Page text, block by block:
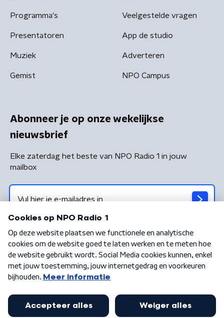
Programma's
Presentatoren
Muziek
Gemist
Veelgestelde vragen
App de studio
Adverteren
NPO Campus
Abonneer je op onze wekelijkse
nieuwsbrief
Elke zaterdag het beste van NPO Radio 1 in jouw
mailbox
Algemene voorwaarden